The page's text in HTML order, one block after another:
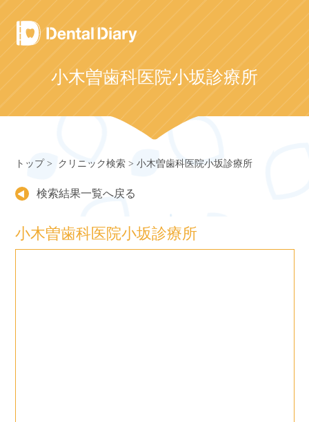
Skip
to
content
小木曽歯科医院小坂診療所
トップ クリニック検索 小木曽歯科医院小坂診療所
検索結果一覧へ戻る
小木曽歯科医院小坂診療所